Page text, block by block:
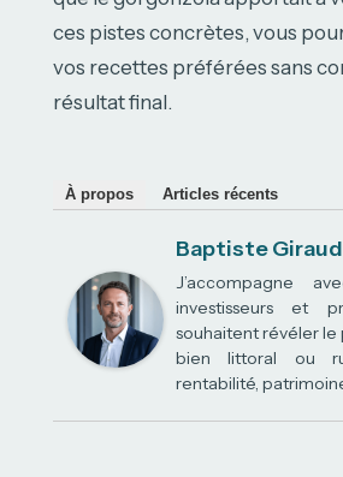
ces pistes concrètes, vous
vos recettes préférées sans
résultat final.
À propos Articles récents
Baptiste
J’accompagne
investisseurs et
souhaitent révéler
bien littoral ou
rentabilité,